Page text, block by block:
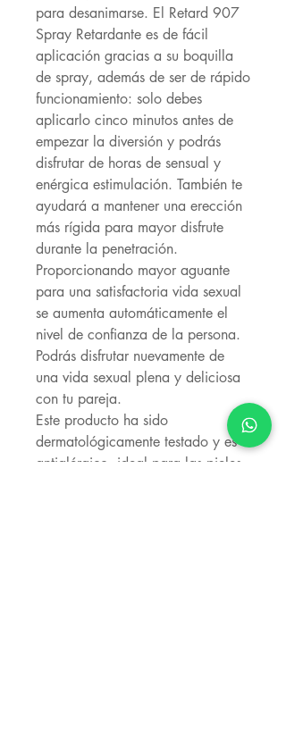
para desanimarse. El Retard 907
Spray Retardante es de fácil
aplicación gracias a su boquilla
de spray, además de ser de rápido
funcionamiento: solo debes
aplicarlo cinco minutos antes de
empezar la diversión y podrás
disfrutar de horas de sensual y
enérgica estimulación. También te
ayudará a mantener una erección
más rígida para mayor disfrute
durante la penetración.
Proporcionando mayor aguante
para una satisfactoria vida sexual
se aumenta automáticamente el
nivel de confianza de la persona.
Podrás disfrutar nuevamente de
una vida sexual plena y deliciosa
con tu pareja.
Este producto ha sido
dermatológicamente testado y es
antialérgico, ideal para las pieles